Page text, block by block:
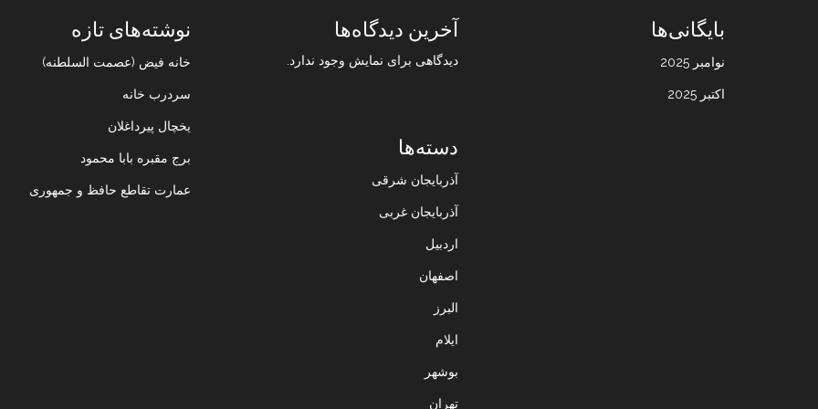
نوشته‌های تازه
خانه فیض (عصمت السلطنه)
سردرب خانه
یخچال پیرداغلان
برج مقبره بابا محمود
عمارت تقاطع حافظ و جمهوری
آخرین دیدگاه‌ها
دیدگاهی برای نمایش وجود ندارد.
بایگانی‌ها
نوامبر 2025
اکتبر 2025
دسته‌ها
آذربایجان شرقی
آذربایجان غربی
اردبیل
اصفهان
البرز
ایلام
بوشهر
تهران